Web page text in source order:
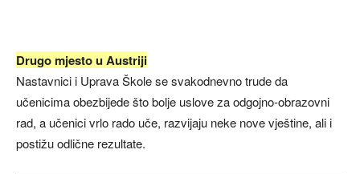
Drugo mjesto u Austriji
Nastavnici i Uprava Škole se svakodnevno trude da
učenicima obezbijede što bolje uslove za odgojno-obrazovni
rad, a učenici vrlo rado uče, razvijaju neke nove vještine, ali i
postižu odlične rezultate.